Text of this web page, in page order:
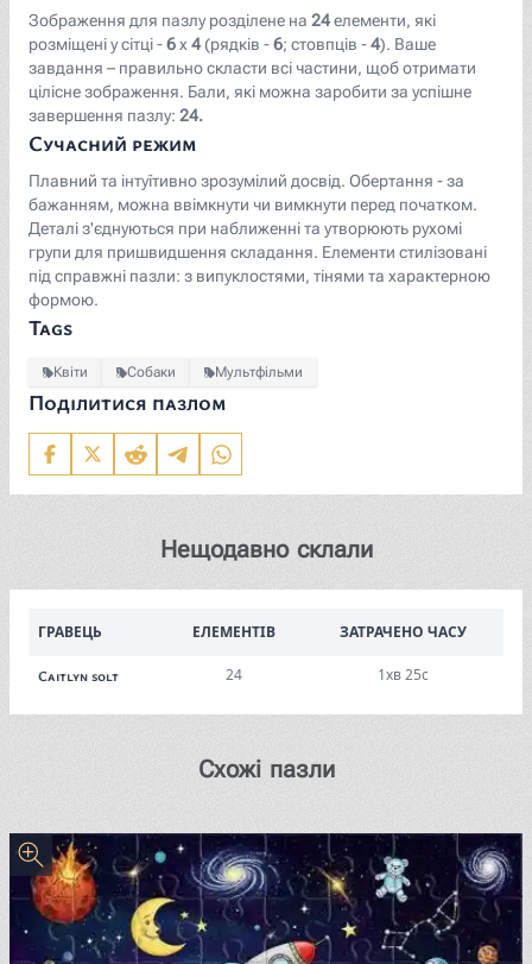
Зображення для пазлу розділене на 24елементи, які
розміщені у сітці -6x 4 (рядків -6; стовпців -4). Ваше
завдання – правильно скласти всі частини, щоб отримати
цілісне зображення. Бали, які можна заробити за успішне
завершення пазлу: 24.
Сучасний режим
Плавний та інтуїтивно зрозумілий досвід. Обертання - за
бажанням, можна ввімкнути чи вимкнути перед початком.
Деталі з'єднуються при наближенні та утворюють рухомі
групи для пришвидшення складання. Елементи стилізовані
під справжні пазли: з випуклостями, тінями та характерною
формою.
Tags
Квіти Собаки Мультфільми
Поділитися пазлом
Нещодавно склали
ГРАВЕЦЬ ЕЛЕМЕНТІВ ЗАТРАЧЕНО ЧАСУ
Caitlyn solt 24 1хв 25с
Схожі пазли